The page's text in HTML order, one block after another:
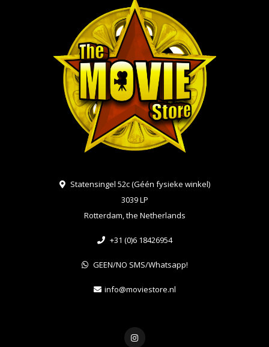
Statensingel 52c (Géén fysieke winkel)
3039 LP
Rotterdam, the Netherlands
+31 (0)6 18426954
GEEN/NO SMS/Whatsapp!
info@moviestore.nl